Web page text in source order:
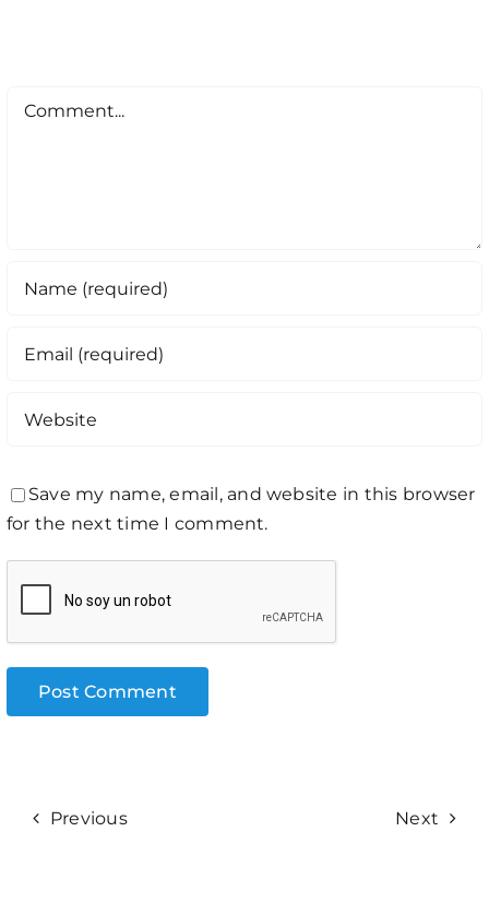
Comment
Save my name, email, and website in this browser
for the next time I comment.
Previous Next